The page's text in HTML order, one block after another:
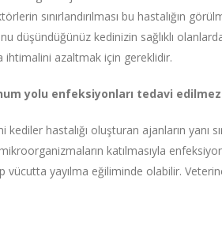
sınırlandırılması bu hastalığın
düşündüğünüz kedinizin sağlıklı
ihtimalini azaltmak için gereklidir.
yolu enfeksiyonları tedavi
hastalığı oluşturan ajanların yanı
mikroorganizmaların katılmasıyla
vücutta yayılma eğiliminde olabilir.